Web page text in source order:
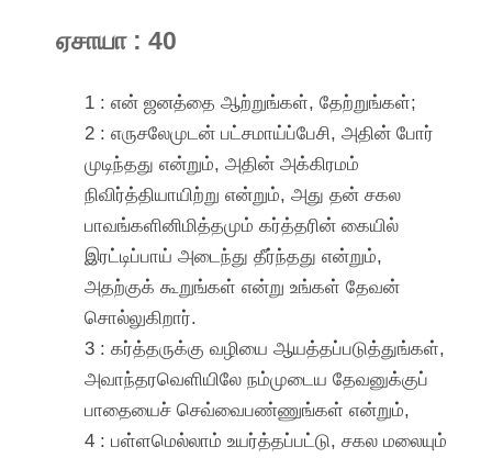
ஏசாயா : 40
1 : என் ஜனத்தை ஆற்றுங்கள், தேற்றுங்கள்;
2 : எருசலேமுடன் பட்சமாய்ப்பேசி, அதின் போர்
முடிந்தது என்றும், அதின் அக்கிரமம்
நிவிர்த்தியாயிற்று என்றும், அது தன் சகல
பாவங்களினிமித்தமும் கர்த்தரின் கையில்
இரட்டிப்பாய் அடைந்து தீர்ந்தது என்றும்,
அதற்குக் கூறுங்கள் என்று உங்கள் தேவன்
சொல்லுகிறார்.
3 : கர்த்தருக்கு வழியை ஆயத்தப்படுத்துங்கள்,
அவாந்தரவெளியிலே நம்முடைய தேவனுக்குப்
பாதையைச் செவ்வைபண்ணுங்கள் என்றும்,
4 : பள்ளமெல்லாம் உயர்த்தப்பட்டு, சகல மலையும்